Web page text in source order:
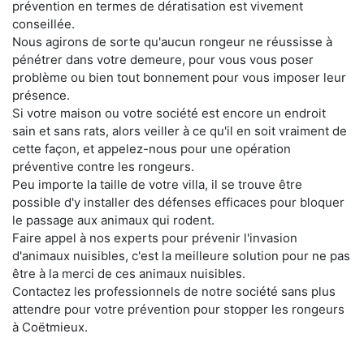
prévention en termes de dératisation est vivement
conseillée.
Nous agirons de sorte qu'aucun rongeur ne réussisse à
pénétrer dans votre demeure, pour vous vous poser
problème ou bien tout bonnement pour vous imposer leur
présence.
Si votre maison ou votre société est encore un endroit
sain et sans rats, alors veiller à ce qu'il en soit vraiment de
cette façon, et appelez-nous pour une opération
préventive contre les rongeurs.
Peu importe la taille de votre villa, il se trouve être
possible d'y installer des défenses efficaces pour bloquer
le passage aux animaux qui rodent.
Faire appel à nos experts pour prévenir l'invasion
d'animaux nuisibles, c'est la meilleure solution pour ne pas
être à la merci de ces animaux nuisibles.
Contactez les professionnels de notre société sans plus
attendre pour votre prévention pour stopper les rongeurs
à Coëtmieux.